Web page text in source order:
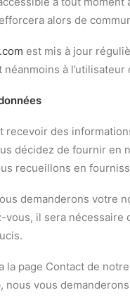
alors de
est mis à jour
néanmoins à
recevoir des
décidez de fournir en
recueillons en
demanderons votre
il sera nécessaire
la page Contact de
nous vous